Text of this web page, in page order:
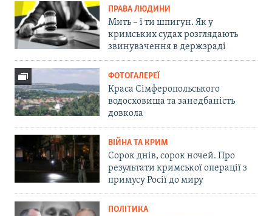
ПРАВА ЛЮДИНИ
Мить – і ти шпигун. Як у
кримських судах розглядають
звинувачення в держзраді
ФОТОГАЛЕРЕЇ
Краса Сімферопольського
водосховища та занедбаність
довкола
ВІЙНА ТА КРИМ
Сорок днів, сорок ночей. Про
результати кримської операції з
примусу Росії до миру
ПОЛІТИКА